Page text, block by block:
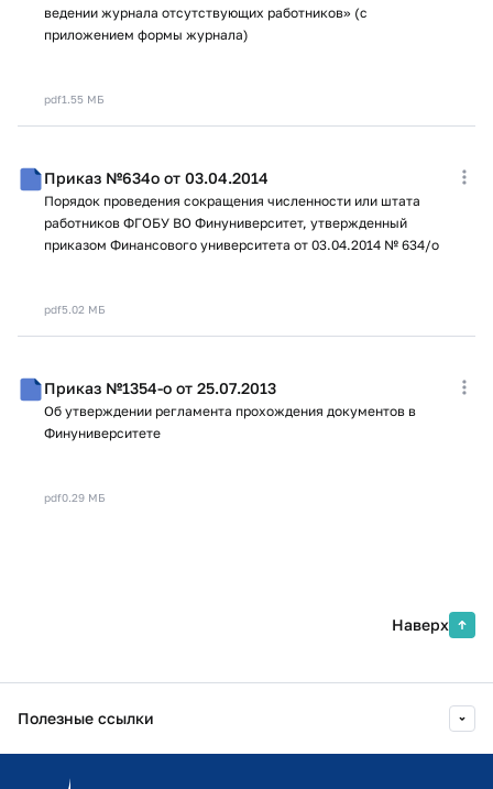
ведении журнала отсутствующих работников» (с
приложением формы журнала)
pdf1.55 МБ
Приказ №634о от 03.04.2014
Порядок проведения сокращения численности или штата
работников ФГОБУ ВО Финуниверситет, утвержденный
приказом Финансового университета от 03.04.2014 № 634/о
pdf5.02 МБ
Приказ №1354-о от 25.07.2013
Об утверждении регламента прохождения документов в
Финуниверситете
pdf0.29 МБ
Наверх
Полезные ссылки
Информационно-образовательный портал